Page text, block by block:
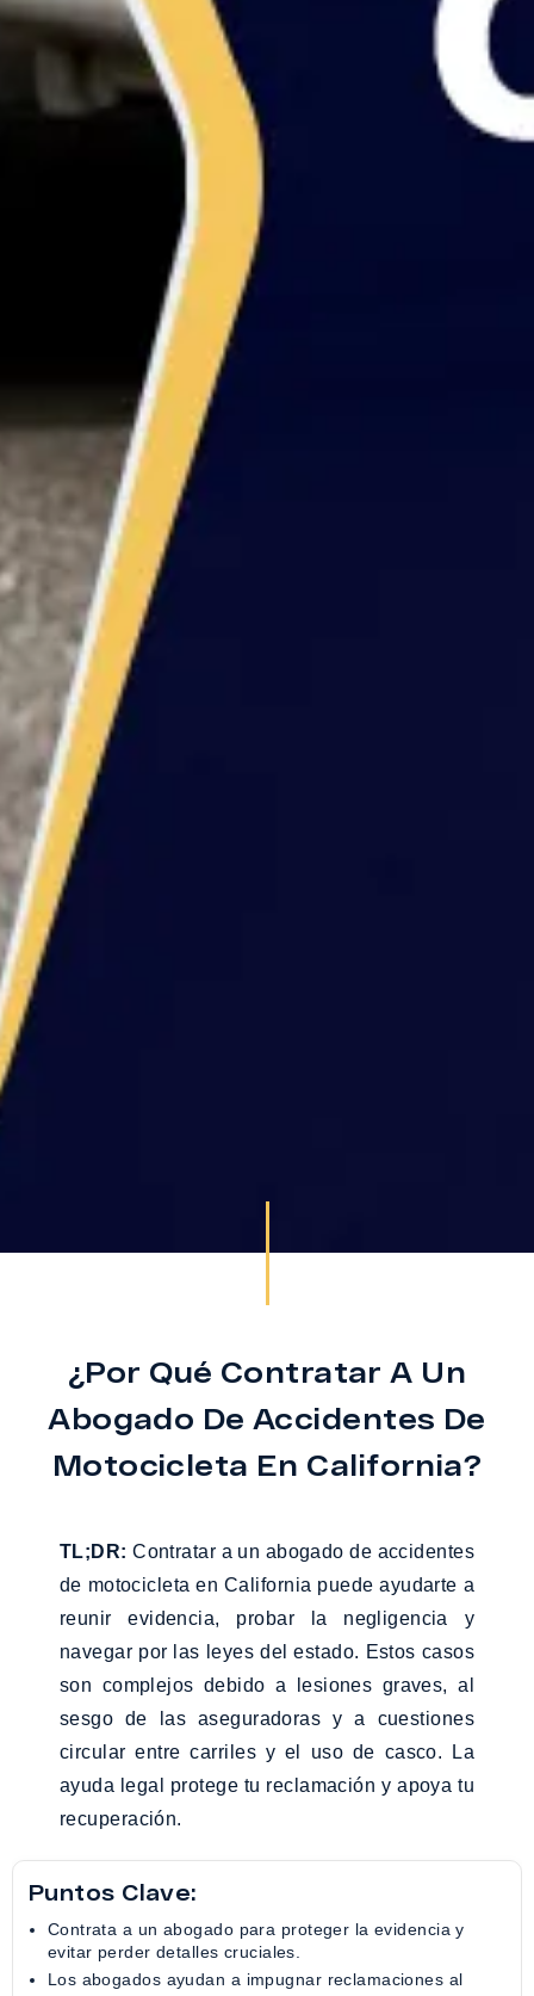
¿Por Qué Contratar A Un
Abogado De Accidentes De
Motocicleta En California?
TL;DR: Contratar a un abogado de accidentes
de motocicleta en California puede ayudarte a
reunir evidencia, probar la negligencia y
navegar por las leyes del estado. Estos casos
son complejos debido a lesiones graves, al
sesgo de las aseguradoras y a cuestiones
circular entre carriles y el uso de casco. La
ayuda legal protege tu reclamación y apoya tu
recuperación.
Puntos Clave:
Contrata a un abogado para proteger la evidencia y
evitar perder detalles cruciales.
Los abogados ayudan a impugnar reclamaciones al